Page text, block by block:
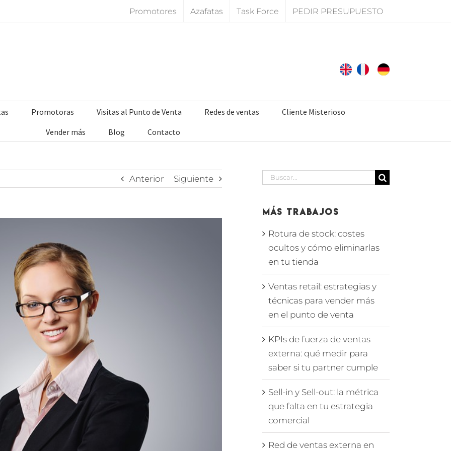
Promotores Azafatas Task Force PEDIR PRESUPUESTO
Promotoras Visitas al Punto de Venta Redes de ventas
Cliente Misterioso
Vender más
Blog Contacto
Anterior Siguiente Buscar:
Más Trabajos
Rotura de stock: costes
ocultos y cómo eliminarlas
en tu tienda
Ventas retail: estrategias y
técnicas para vender más
en el punto de venta
KPIs de fuerza de ventas
externa: qué medir para
saber si tu partner cumple
Sell-in y Sell-out: la métrica
que falta en tu estrategia
comercial
Red de ventas externa en